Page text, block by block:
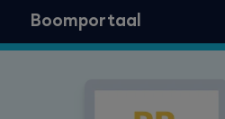
Boomportaal